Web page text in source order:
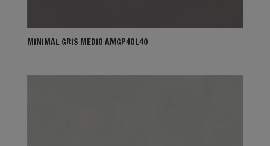
MINIMAL GRIS MEDIO AMGP40140